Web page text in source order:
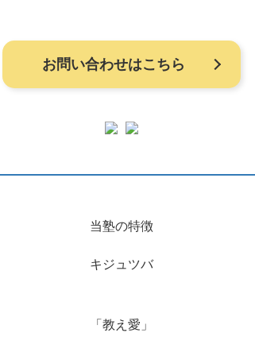
お問い合わせはこちら
当塾の特徴
キジュツバ
「教え愛」